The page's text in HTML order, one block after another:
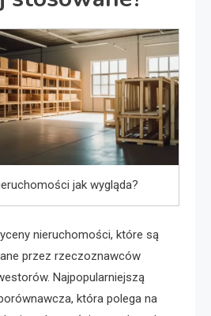
jak wygląda?
nieruchomości, które są
przez rzeczoznawców
Najpopularniejszą
która polega na